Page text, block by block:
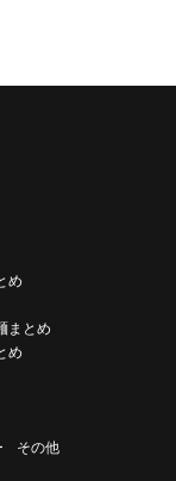
め
まとめ
め
その他